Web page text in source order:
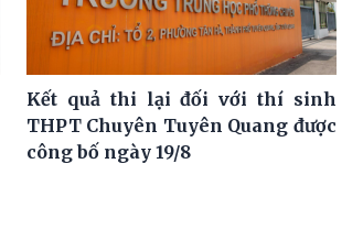
Kết quả thi lại đối với thí sinh
THPT Chuyên Tuyên Quang được
công bố ngày 19/8